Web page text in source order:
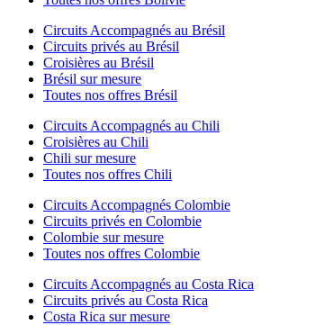
Circuits Accompagnés au Brésil
Circuits privés au Brésil
Croisières au Brésil
Brésil sur mesure
Toutes nos offres Brésil
Circuits Accompagnés au Chili
Croisières au Chili
Chili sur mesure
Toutes nos offres Chili
Circuits Accompagnés Colombie
Circuits privés en Colombie
Colombie sur mesure
Toutes nos offres Colombie
Circuits Accompagnés au Costa Rica
Circuits privés au Costa Rica
Costa Rica sur mesure